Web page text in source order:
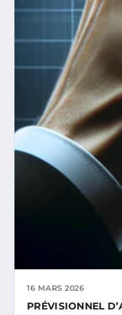
16 MARS 2026
PRÉVISIONNEL